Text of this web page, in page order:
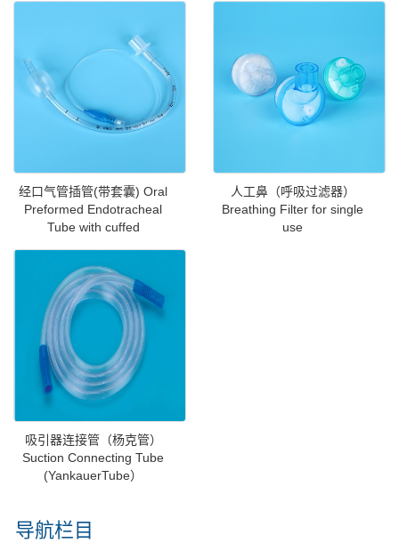
经口气管插管(带套囊) Oral
Preformed Endotracheal
Tube with cuffed
人工鼻（呼吸过滤器）
Breathing Filter for single
use
吸引器连接管（杨克管）
Suction Connecting Tube
(YankauerTube）
导航栏目